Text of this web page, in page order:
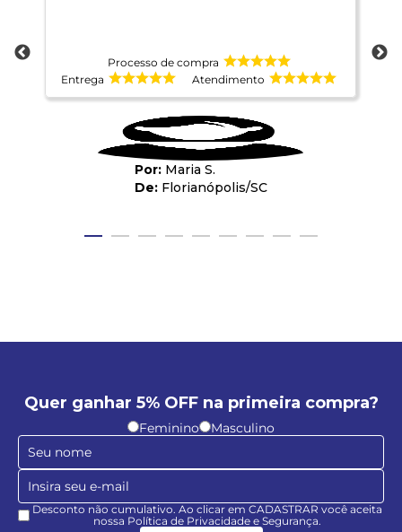
Processo de compra
Entrega
Atendimento
Maria S.
Florianópolis/SC
Quer ganhar 5% OFF na primeira compra?
Feminino Masculino
Desconto não cumulativo. Ao clicar em CADASTRAR você aceita
nossa Política de Privacidade e Segurança.